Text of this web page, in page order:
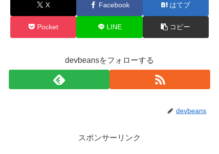
X Facebook はてブ
Pocket LINE コピー
devbeansをフォローする
devbeans
スポンサーリンク